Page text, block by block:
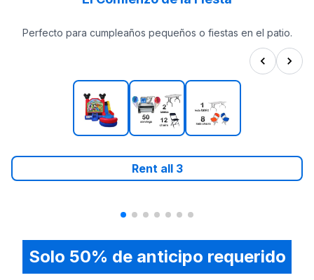
Perfecto para cumpleaños pequeños o fiestas en el patio.
Rent all 3
Solo 50% de anticipo requerido